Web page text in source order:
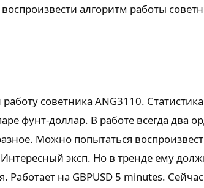
алгоритм работы
советника ANG3110.
фунт-доллар. В работе всегда два
Можно попытаться
эксп. Но в тренде ему
на GBPUSD 5 minutes.